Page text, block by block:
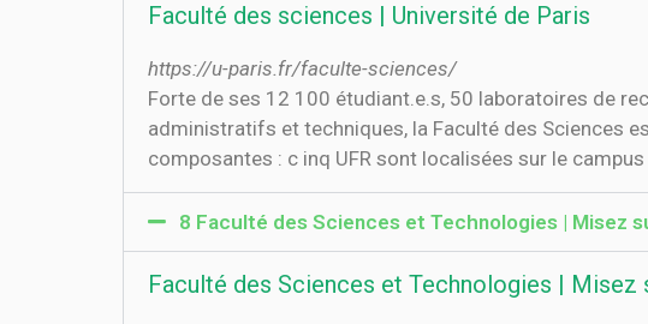
Faculté des sciences | Université de Paris
https://u-paris.fr/faculte-sciences/
Forte de ses 12 100 étudiant.e.s, 50 laboratoires de
administratifs et techniques, la Faculté des Sciences
composantes : c inq UFR sont localisées sur le
8 Faculté des Sciences et Technologies | Misez
Faculté des Sciences et Technologies | Misez